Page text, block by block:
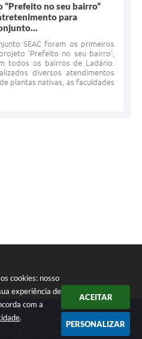
cookies: nosso
experiência de
com a
.
ACEITAR
PERSONALIZAR
no seu bairro”
para
SEAC foram os primeiros
'Prefeito no seu bairro',
todos os bairros de Ladário.
diversos atendimentos
plantas nativas, as faculdades
3226-2002